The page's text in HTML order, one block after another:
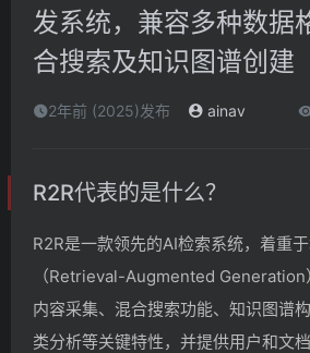
发系统，兼容多种数据
合搜索及知识图谱创建
2年前 (2025)发布 ainav
R2R代表的是什么？
R2R是一款领先的AI检索系统，着重
（Retrieval-Augmented Generation
内容采集、混合搜索功能、知识图谱
类分析等关键特性，并提供用户和文